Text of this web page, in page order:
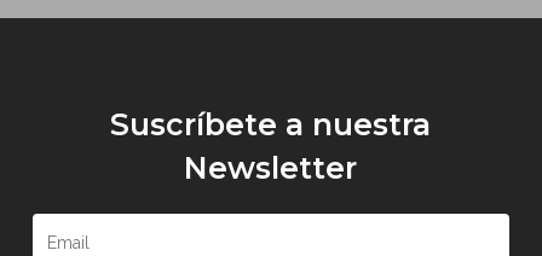
Suscríbete a nuestra
Newsletter